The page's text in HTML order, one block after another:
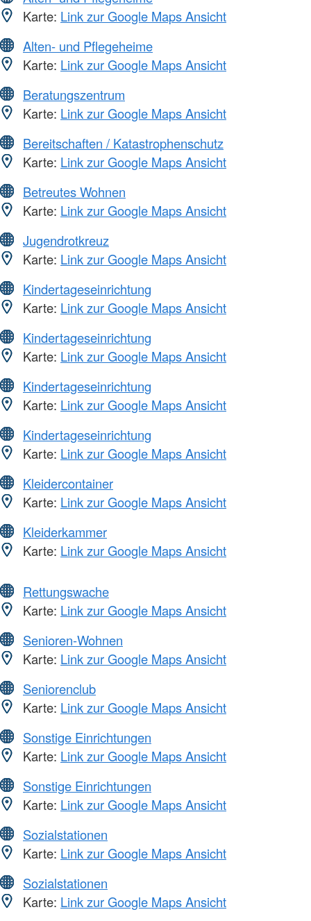
Karte: Link zur Google Maps Ansicht
Alten- und Pflegeheime
Karte: Link zur Google Maps Ansicht
Beratungszentrum
Karte: Link zur Google Maps Ansicht
Bereitschaften / Katastrophenschutz
Karte: Link zur Google Maps Ansicht
Betreutes Wohnen
Karte: Link zur Google Maps Ansicht
Jugendrotkreuz
Karte: Link zur Google Maps Ansicht
Kindertageseinrichtung
Karte: Link zur Google Maps Ansicht
Kindertageseinrichtung
Karte: Link zur Google Maps Ansicht
Kindertageseinrichtung
Karte: Link zur Google Maps Ansicht
Kindertageseinrichtung
Karte: Link zur Google Maps Ansicht
Kleidercontainer
Karte: Link zur Google Maps Ansicht
Kleiderkammer
Karte: Link zur Google Maps Ansicht
Rettungswache
Karte: Link zur Google Maps Ansicht
Senioren-Wohnen
Karte: Link zur Google Maps Ansicht
Seniorenclub
Karte: Link zur Google Maps Ansicht
Sonstige Einrichtungen
Karte: Link zur Google Maps Ansicht
Sonstige Einrichtungen
Karte: Link zur Google Maps Ansicht
Sozialstationen
Karte: Link zur Google Maps Ansicht
Sozialstationen
Karte: Link zur Google Maps Ansicht